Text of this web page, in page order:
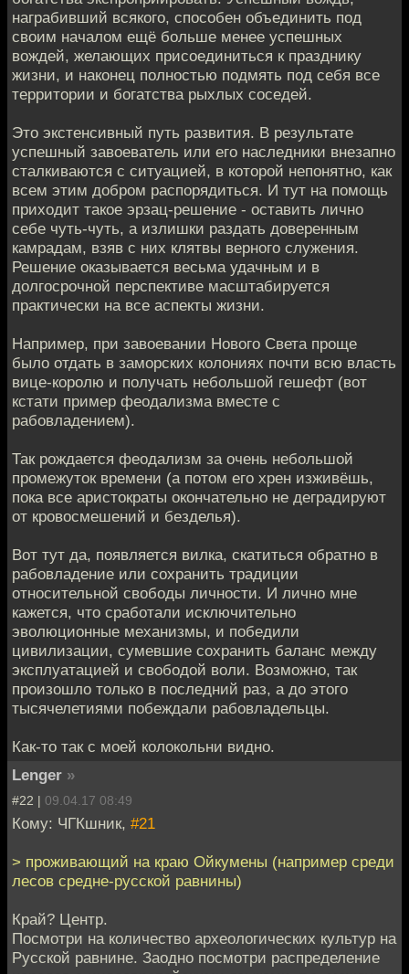
награбивший всякого, способен объединить под
своим началом ещё больше менее успешных
вождей, желающих присоединиться к празднику
жизни, и наконец полностью подмять под себя все
территории и богатства рыхлых соседей.
Это экстенсивный путь развития. В результате
успешный завоеватель или его наследники внезапно
сталкиваются с ситуацией, в которой непонятно, как
всем этим добром распорядиться. И тут на помощь
приходит такое эрзац-решение - оставить лично
себе чуть-чуть, а излишки раздать доверенным
камрадам, взяв с них клятвы верного служения.
Решение оказывается весьма удачным и в
долгосрочной перспективе масштабируется
практически на все аспекты жизни.
Например, при завоевании Нового Света проще
было отдать в заморских колониях почти всю власть
вице-королю и получать небольшой гешефт (вот
кстати пример феодализма вместе с
рабовладением).
Так рождается феодализм за очень небольшой
промежуток времени (а потом его хрен изживёшь,
пока все аристократы окончательно не деградируют
от кровосмешений и безделья).
Вот тут да, появляется вилка, скатиться обратно в
рабовладение или сохранить традиции
относительной свободы личности. И лично мне
кажется, что сработали исключительно
эволюционные механизмы, и победили
цивилизации, сумевшие сохранить баланс между
эксплуатацией и свободой воли. Возможно, так
произошло только в последний раз, а до этого
тысячелетиями побеждали рабовладельцы.
Как-то так с моей колокольни видно.
Lenger »
#22 | 09.04.17 08:49
Кому: ЧГКшник, #21
> проживающий на краю Ойкумены (например среди
лесов средне-русской равнины)
Край? Центр.
Посмотри на количество археологических культур на
Русской равнине. Заодно посмотри распределение